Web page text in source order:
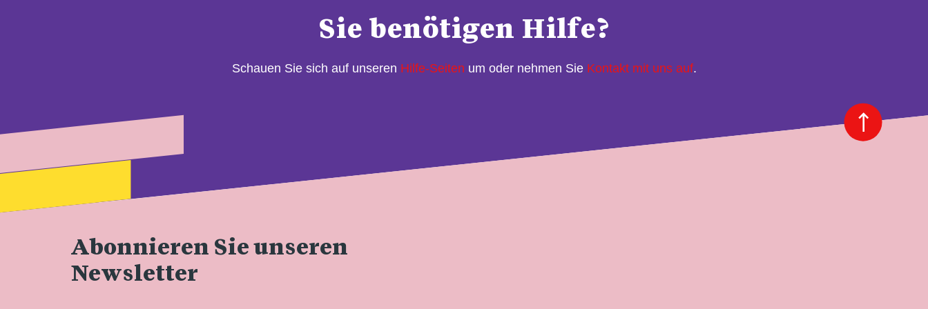
Sie benötigen Hilfe?
Schauen Sie sich auf unseren Hilfe-Seiten um oder nehmen Sie Kontakt mit uns auf.
Abonnieren Sie unseren
Newsletter